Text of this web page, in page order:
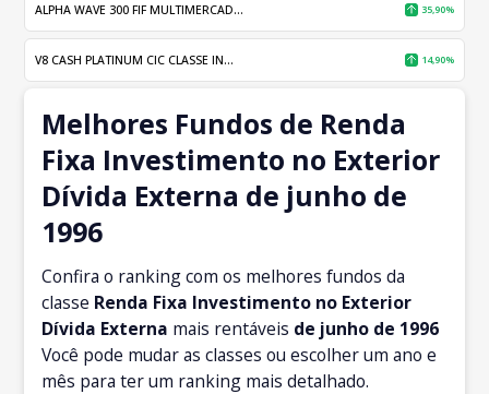
ALPHA WAVE 300 FIF MULTIMERCAD... 35,90%
V8 CASH PLATINUM CIC CLASSE IN... 14,90%
Melhores Fundos de Renda
Fixa Investimento no Exterior
Dívida Externa de junho de
1996
Confira o ranking com os melhores fundos da
classe Renda Fixa Investimento no Exterior
Dívida Externa mais rentáveis de junho de 1996
Você pode mudar as classes ou escolher um ano e
mês para ter um ranking mais detalhado.